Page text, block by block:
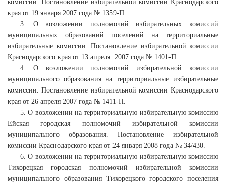
комиссии. Постановление избирательной комиссии Краснодарского
края от 19 января 2007 года № 1359-П.
3. О возложении полномочий избирательных комиссий
муниципальных образований поселений на территориальные
избирательные комиссии. Постановление избирательной комиссии
Краснодарского края от 13 апреля 2007 года № 1401-П.
4. О возложении полномочий избирательной комиссии
муниципального образования на территориальные избирательные
комиссии. Постановление избирательной комиссии Краснодарского
края от 26 апреля 2007 года № 1411-П.
5. О возложении на территориальную избирательную комиссию
Ейская городская полномочий избирательной комиссии
муниципального образования. Постановление избирательной
комиссии Краснодарского края от 24 января 2008 года № 34/430.
6. О возложении на территориальную избирательную комиссию
Тихорецкая городская полномочий избирательной комиссии
муниципального образования Тихорецкого городского поселения